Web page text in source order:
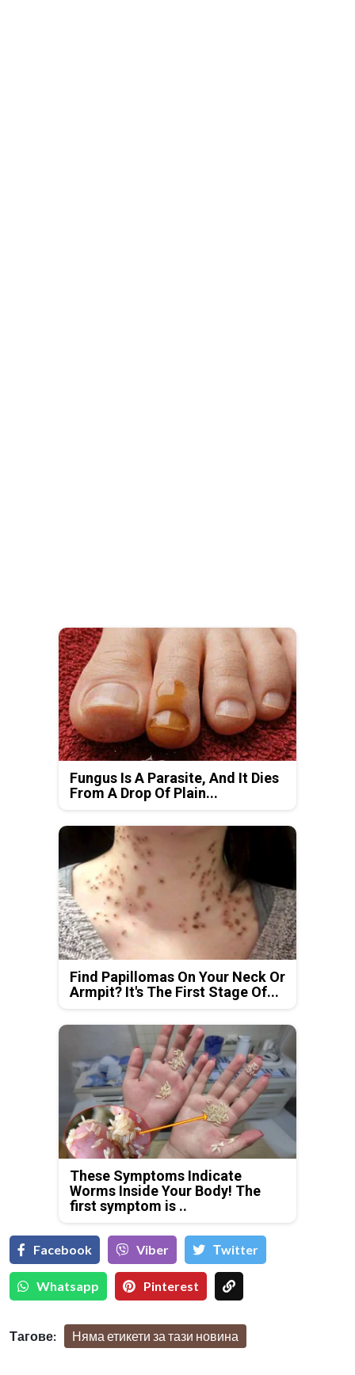
Fungus Is A Parasite, And It Dies
From A Drop Of Plain...
Find Papillomas On Your Neck Or
Armpit? It's The First Stage Of...
These Symptoms Indicate
Worms Inside Your Body! The
first symptom is ..
Facebook Viber Тwitter
Whatsapp Pinterest
Тагове: Няма етикети за тази новина